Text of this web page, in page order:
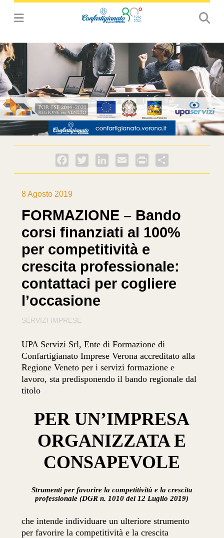
Facebook
Twitter LinkedInEmail PrintFriendly
8 Agosto 2019
FORMAZIONE – Bando
corsi finanziati al 100%
per competitività e
crescita professionale:
contattaci per cogliere
l’occasione
SERVIZI IMPRESE
UPA Servizi Srl, Ente di Formazione di
Confartigianato Imprese Verona accreditato alla
Regione Veneto per i servizi formazione e
lavoro, sta predisponendo il bando regionale dal
titolo
PER UN’IMPRESA
ORGANIZZATA E
CONSAPEVOLE
Strumenti per favorire la competitività e la crescita
professionale(DGR n. 1010 del 12 Luglio 2019)
che intende individuare un ulteriore strumento
per favorire la competitività e la crescita